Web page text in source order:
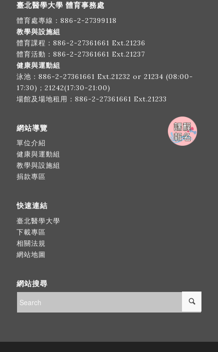
臺北醫學大學 體育事務處
體育處專線： 886-2-27399118
教學與設施組
體育課程： 886-2-27361661 Ext.21236
體育活動： 886-2-27361661 Ext.21237
健康與運動組
泳池： 886-2-27361661 Ext.21232 or 21234 (08:00-
17:30)；21242(17:30-21:00)
場館及場地租用： 886-2-27361661 Ext.21233
網站導覽
單位介紹
健康與運動組
教學與設施組
捐款專區
快速連結
臺北醫學大學
下載專區
相關法規
網站地圖
網站搜尋